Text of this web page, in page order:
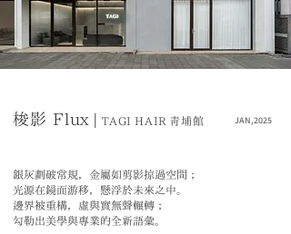
梭影 Flux |TAGI HAIR 青埔館 JAN,2025
銀灰劃破常規，金屬如剪影掠過空間；
光源在鏡面游移，懸浮於未來之中。
邊界被重構，虛與實無聲輾轉；
勾勒出美學與專業的全新語彙。